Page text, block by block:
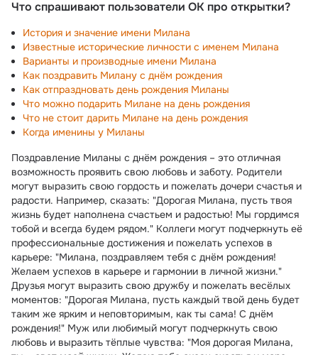
Что спрашивают пользователи ОК про открытки?
История и значение имени Милана
Известные исторические личности с именем Милана
Варианты и производные имени Милана
Как поздравить Милану с днём рождения
Как отпраздновать день рождения Миланы
Что можно подарить Милане на день рождения
Что не стоит дарить Милане на день рождения
Когда именины у Миланы
Поздравление Миланы с днём рождения – это отличная
возможность проявить свою любовь и заботу. Родители
могут выразить свою гордость и пожелать дочери счастья и
радости. Например, сказать: "Дорогая Милана, пусть твоя
жизнь будет наполнена счастьем и радостью! Мы гордимся
тобой и всегда будем рядом." Коллеги могут подчеркнуть её
профессиональные достижения и пожелать успехов в
карьере: "Милана, поздравляем тебя с днём рождения!
Желаем успехов в карьере и гармонии в личной жизни."
Друзья могут выразить свою дружбу и пожелать весёлых
моментов: "Дорогая Милана, пусть каждый твой день будет
таким же ярким и неповторимым, как ты сама! С днём
рождения!" Муж или любимый могут подчеркнуть свою
любовь и выразить тёплые чувства: "Моя дорогая Милана,